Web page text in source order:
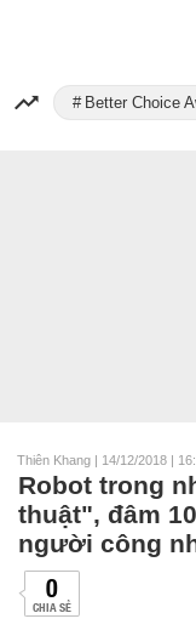
Better Choice
Thiên Khang | 14/12/2018 |
Robot trong
thuật", đâm
người công
0
CHIA SẺ